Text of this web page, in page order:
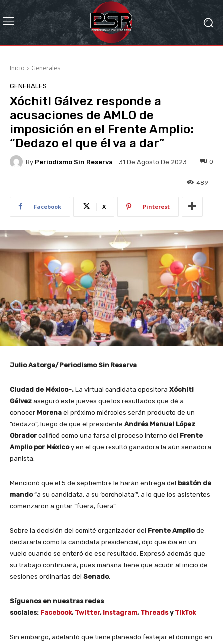
Inicio Generales
GENERALES
Xóchitl Gálvez responde a
acusaciones de AMLO de
imposición en el Frente Amplio:
“Dedazo el que él va a dar”
By Periodismo Sin Reserva 31 De Agosto De 2023 0
489
Facebook X Pinterest
Julio Astorga/Periodismo Sin Reserva
Ciudad de México-. La virtual candidata opositora Xóchitl
Gálvez aseguró este jueves que los resultados que dé a
conocer Morena el próximo miércoles serán producto de un
“dedazo”, luego de que el presidente Andrés Manuel López
Obrador calificó como una farsa el proceso interno del Frente
Amplio por Méxicoy en el que resultó ganadora la aún senadora
panista.
Mencionó que el 5 de septiembre le harán entrega del bastón de
mando“a su candidata, a su ‘corcholata’”, a lo que los asistentes
comenzaron a gritar “fuera, fuera”.
Sobre la decisión del comité organizador del Frente Ampliode
declararla como la candidata presidencial, dijo que iba en un
vuelo cuando se enteró de ese resultado. Expresó además que
su trabajo continuará, pues mañana tiene que acudir al inicio de
sesiones ordinarias del Senado.
Síguenos en nuestras redes
sociales: Facebook, Twitter, Instagram, Threadsy TikTok
Sin embargo, adelantó que tiene planeado festejar el domingo en